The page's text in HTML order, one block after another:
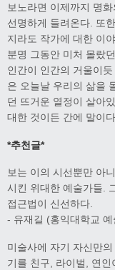
보노라면 이제까지 명
선명하게 들려온다. 또
지라도 작가에 대한 이
분명 그동안 미처 몰랐
인간이 인간의 거울이
은 오늘날 우리의 삶을
던 뜨거운 열정이 살아
대한 것이든 간에 말이다.
*추천글*
보는 이의 시선뿐만 아
시킨 위대한 예술가들.
접근법이 신선하다.
- 유재길 (홍익대학교
미술사에 자기 자신만
기를 친구, 라이벌, 연